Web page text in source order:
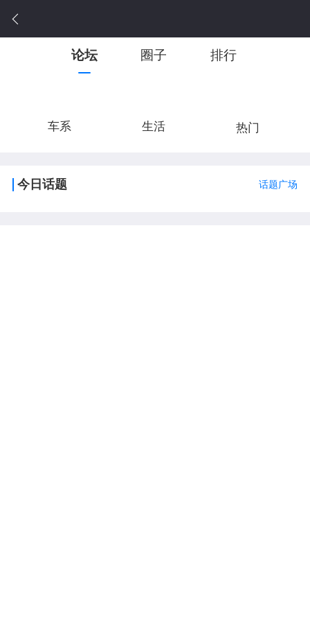
论坛 圈子 排行
车系 生活 热门
今日话题 话题广场